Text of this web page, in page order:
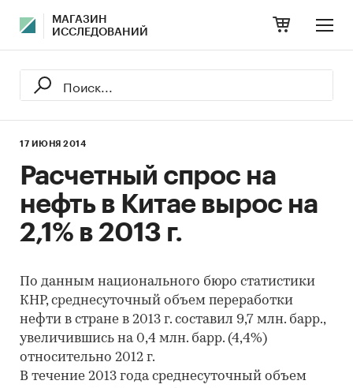
МАГАЗИН
ИССЛЕДОВАНИЙ
17 ИЮНЯ 2014
Расчетный спрос на
нефть в Китае вырос на
2,1% в 2013 г.
По данным национального бюро статистики
КНР, среднесуточный объем переработки
нефти в стране в 2013 г. составил 9,7 млн. барр.,
увеличившись на 0,4 млн. барр. (4,4%)
относительно 2012 г.
В течение 2013 года среднесуточный объем